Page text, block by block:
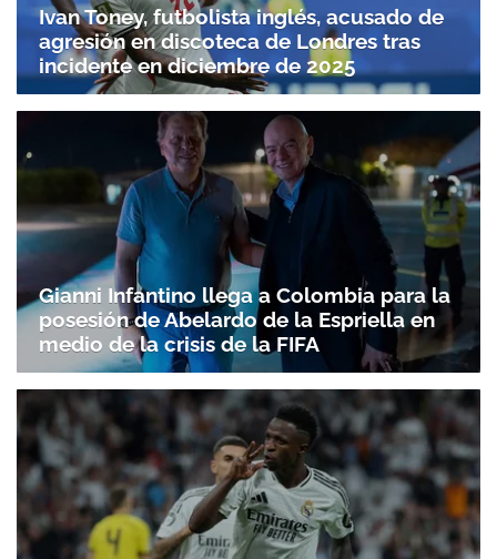
Ivan Toney, futbolista inglés, acusado de
agresión en discoteca de Londres tras
incidente en diciembre de 2025
Gianni Infantino llega a Colombia para la
posesión de Abelardo de la Espriella en
medio de la crisis de la FIFA